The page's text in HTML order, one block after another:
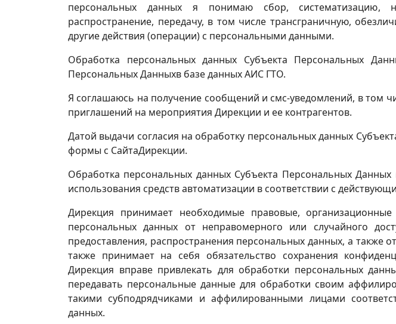
персональных данных я понимаю сбор, систематизацию,
распространение, передачу, в том числе трансграничную,
другие действия (операции) с персональными данными.
Обработка персональных данных Субъекта Персональных
Персональных Данныхв базе данных АИС ГТО.
Я соглашаюсь на получение сообщений и смс-уведомлений, в том
приглашений на мероприятия Дирекции и ее контрагентов.
Датой выдачи согласия на обработку персональных данных
формы с СайтаДирекции.
Обработка персональных данных Субъекта Персональных
использования средств автоматизации в соответствии с
Дирекция принимает необходимые правовые,
персональных данных от неправомерного или случайного
предоставления, распространения персональных данных, а
также принимает на себя обязательство сохранения
Дирекция вправе привлекать для обработки персональных
передавать персональные данные для обработки своим
такими субподрядчиками и аффилированными лицами
данных.